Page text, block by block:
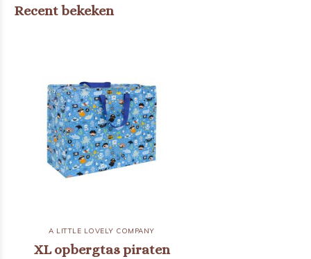
Recent bekeken
A LITTLE LOVELY COMPANY
XL opbergtas piraten